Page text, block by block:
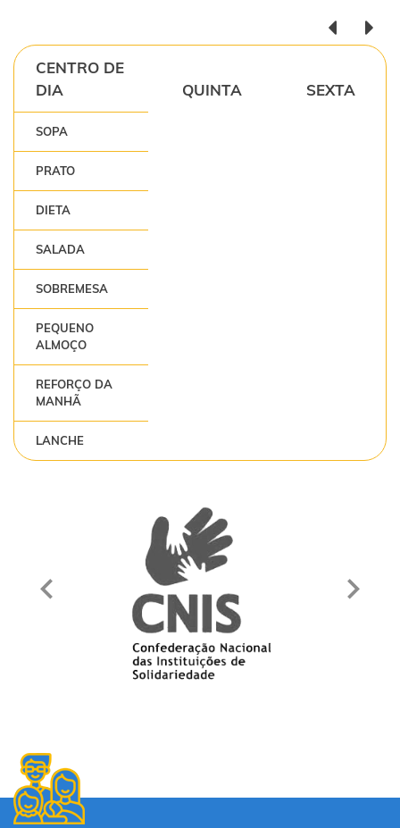
CENTRO DE
DIA
QUINTA SEXTA
SOPA
PRATO
DIETA
SALADA
SOBREMESA
PEQUENO
ALMOÇO
REFORÇO DA
MANHÃ
LANCHE